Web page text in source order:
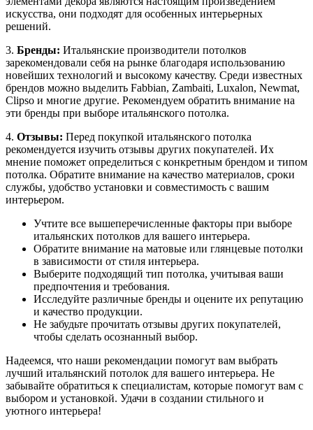
искусства, они подходят для особенных интерьерных
решений.
3. Бренды: Итальянские производители потолков
зарекомендовали себя на рынке благодаря использованию
новейших технологий и высокому качеству. Среди известных
брендов можно выделить Fabbian, Zambaiti, Luxalon, Newmat,
Clipso и многие другие. Рекомендуем обратить внимание на
эти бренды при выборе итальянского потолка.
4. Отзывы: Перед покупкой итальянского потолка
рекомендуется изучить отзывы других покупателей. Их
мнение поможет определиться с конкретным брендом и типом
потолка. Обратите внимание на качество материалов, сроки
службы, удобство установки и совместимость с вашим
интерьером.
Учтите все вышеперечисленные факторы при выборе
итальянских потолков для вашего интерьера.
Обратите внимание на матовые или глянцевые потолки
в зависимости от стиля интерьера.
Выберите подходящий тип потолка, учитывая ваши
предпочтения и требования.
Исследуйте различные бренды и оцените их репутацию
и качество продукции.
Не забудьте прочитать отзывы других покупателей,
чтобы сделать осознанный выбор.
Надеемся, что наши рекомендации помогут вам выбрать
лучший итальянский потолок для вашего интерьера. Не
забывайте обратиться к специалистам, которые помогут вам с
выбором и установкой. Удачи в создании стильного и
уютного интерьера!